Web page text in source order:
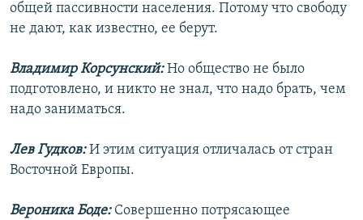
общей пассивности населения. Потому что свободу
не дают, как известно, ее берут.
Владимир Корсунский:Но общество не было
подготовлено, и никто не знал, что надо брать, чем
надо заниматься.
Лев Гудков:И этим ситуация отличалась от стран
Восточной Европы.
Вероника Боде:Совершенно потрясающее